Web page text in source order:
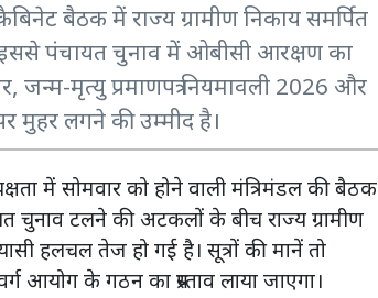
बैठक में राज्य ग्रामीण निकाय समर्पित
पंचायत चुनाव में ओबीसी आरक्षण का
जन्म-मृत्यु प्रमाणपत्र नियमावली 2026 और
मुहर लगने की उम्मीद है।
में सोमवार को होने वाली मंत्रिमंडल की बैठक
चुनाव टलने की अटकलों के बीच राज्य ग्रामीण
हलचल तेज हो गई है। सूत्रों की मानें तो
आयोग के गठन का प्रस्ताव लाया जाएगा।